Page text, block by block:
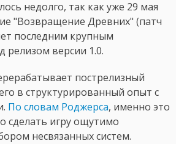
недолго, так как уже 29 мая
"Возвращение Древних" (патч
последним крупным
релизом версии 1.0.
пострелизный
в структурированный опыт с
По словам Роджерса, именно это
сделать игру ощутимо
несвязанных систем.